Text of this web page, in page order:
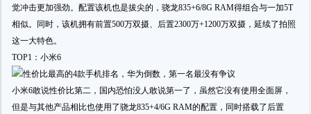
觉冲击更加强劲。配置该机也是拔尖的，骁龙835+6/8G RAM得组合与一加5T
相似。同时，该机拥有前置500万双摄、后置2300万+1200万双摄，延续了拍照
这一大特色。
TOP1：小米6
小米6敢说性价比第二，国内恐怕没人敢说第一了，虽然它没有使用全面屏，
但是与其他产品相比也使用了骁龙835+4/6G RAM的配置，同时搭载了后置